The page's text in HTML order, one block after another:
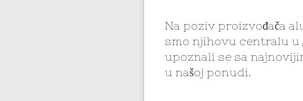
Na poziv proizvođača
smo njihovu centralu
upoznali se sa
u našoj ponudi.